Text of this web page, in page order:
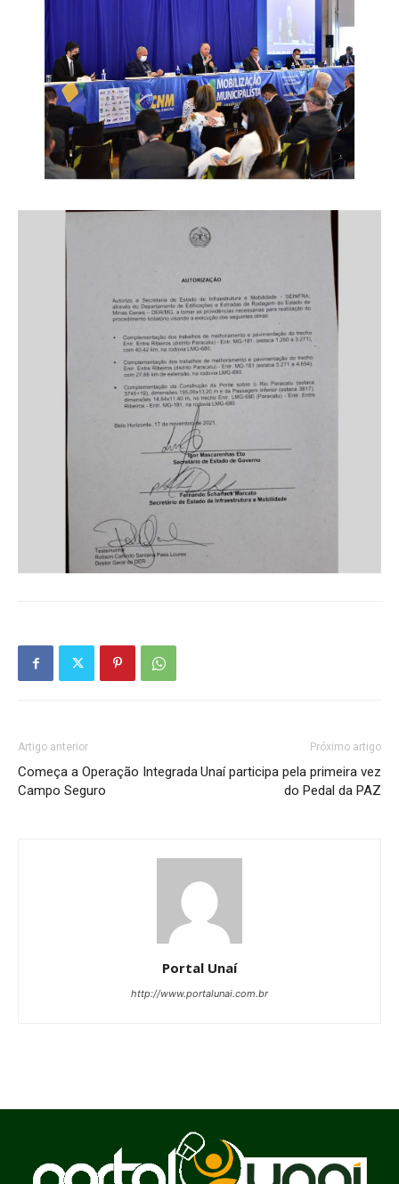
Artigo anterior
Começa a Operação Integrada
Campo Seguro
Próximo artigo
Unaí participa pela primeira vez
do Pedal da PAZ
Portal Unaí
http://www.portalunai.com.br